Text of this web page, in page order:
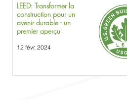
LEED: Transformer la
construction pour un
avenir durable - un
premier aperçu
12 févr. 2024